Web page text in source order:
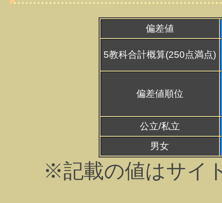
偏差値
5教科合計概算(250点満点)
偏差値順位
公立/私立
男女
※記載の値はサイ